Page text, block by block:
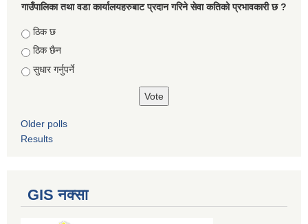
गाउँपालिका तथा वडा कार्यालयहरुबाट प्रदान गरिने सेवा कतिको प्रभावकारी छ ?
Choices
ठिक छ
ठिक छैन
सुधार गर्नुपर्ने
Older polls
Results
GIS नक्सा